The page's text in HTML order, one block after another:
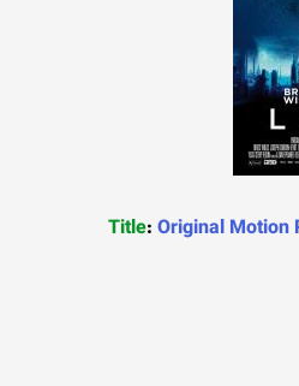
Title: Original Motion